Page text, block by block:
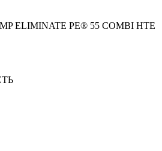
ELIMINATE PE® 55 COMBI HTE